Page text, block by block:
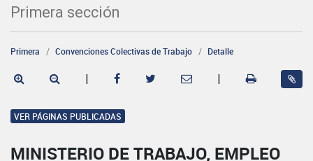
Primera sección
Primera Convenciones Colectivas de Trabajo Detalle
| |
VER PÁGINAS PUBLICADAS
MINISTERIO DE TRABAJO, EMPLEO